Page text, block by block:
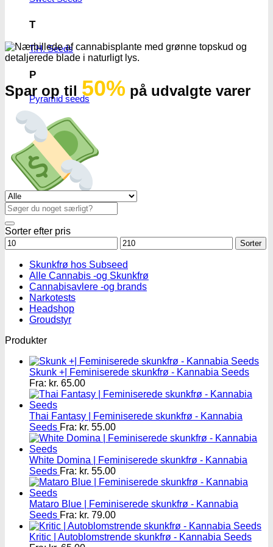
T
T.H. Seeds
P
Pyramid seeds
Vision Seeds
W
Spar op til 50% på udvalgte varer
Se alle tilbud her
Søg
efter:
Sorter efter pris
Mindstepris
Maks.
pris
Sorter
Skunkfrø hos Subseed
Alle Cannabis -og Skunkfrø
Cannabisavlere -og brands
Narkotests
Headshop
Groudstyr
Produkter
Skunk +| Feminiserede skunkfrø - Kannabia Seeds
Fra: kr. 65.00
Thai Fantasy | Feminiserede skunkfrø - Kannabia
Seeds Fra: kr. 55.00
White Domina | Feminiserede skunkfrø - Kannabia
Seeds Fra: kr. 55.00
Mataro Blue | Feminiserede skunkfrø - Kannabia
Seeds Fra: kr. 79.00
Kritic | Autoblomstrende skunkfrø - Kannabia Seeds